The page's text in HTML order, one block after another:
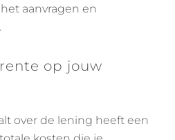
aanvragen en
op jouw
over de lening heeft een